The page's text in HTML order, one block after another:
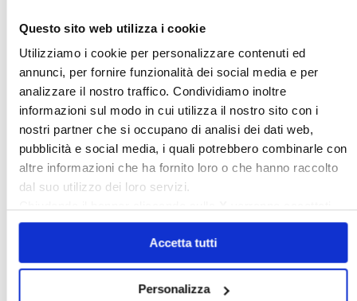
Questo sito web utilizza i cookie
Utilizziamo i cookie per personalizzare contenuti ed
annunci, per fornire funzionalità dei social media e per
analizzare il nostro traffico. Condividiamo inoltre
informazioni sul modo in cui utilizza il nostro sito con i
nostri partner che si occupano di analisi dei dati web,
pubblicità e social media, i quali potrebbero combinarle con
altre informazioni che ha fornito loro o che hanno raccolto
dal suo utilizzo dei loro servizi.
solo i cookie necessari.
Accetta tutti
Personalizza
Nome utente:
Password:
Mantienimi
Accesso
〉 Banche dati